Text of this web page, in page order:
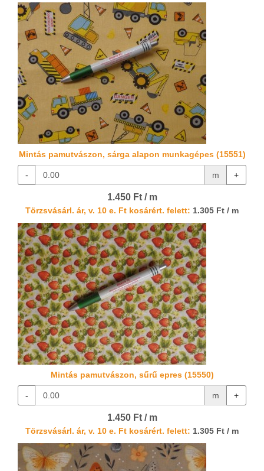
Mintás pamutvászon, sárga alapon munkagépes (15551)
- m +
1.450 Ft / m
Törzsvásárl. ár, v. 10 e. Ft kosárért. felett: 1.305 Ft / m
Mintás pamutvászon, sűrű epres (15550)
- m +
1.450 Ft / m
Törzsvásárl. ár, v. 10 e. Ft kosárért. felett: 1.305 Ft / m